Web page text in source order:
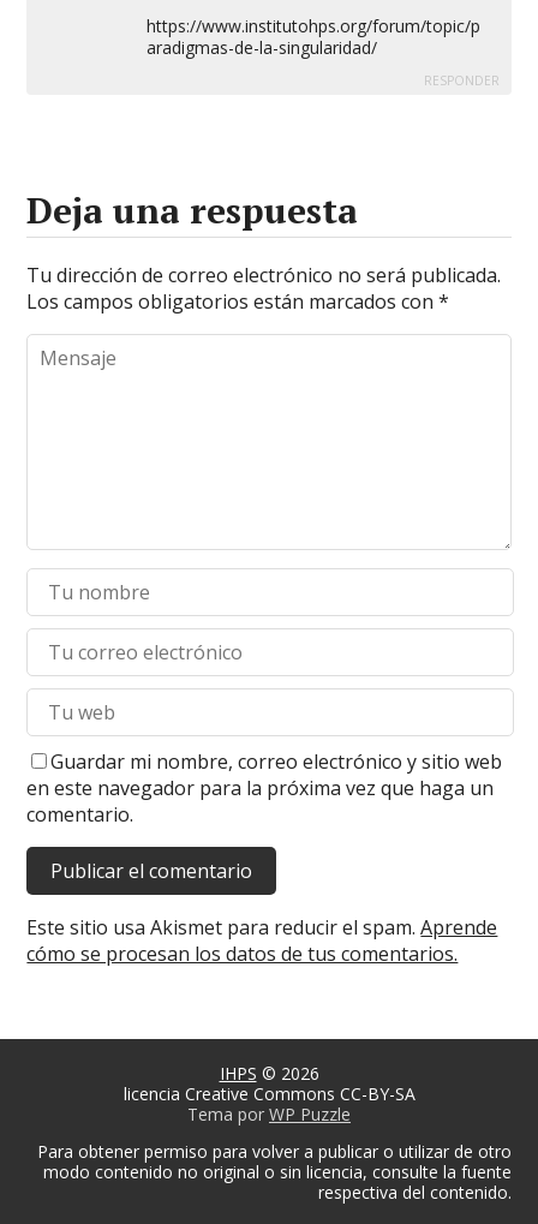
https://www.institutohps.org/forum/topic/p
aradigmas-de-la-singularidad/
RESPONDER
Deja una respuesta
Tu dirección de correo electrónico no será publicada.
Los campos obligatorios están marcados con*
Guardar mi nombre, correo electrónico y sitio web
en este navegador para la próxima vez que haga un
comentario.
Este sitio usa Akismet para reducir el spam.Aprende
cómo se procesan los datos de tus comentarios.
IHPS © 2026
licencia Creative Commons CC-BY-SA
Tema por WP Puzzle
Para obtener permiso para volver a publicar o utilizar de otro
modo contenido no original o sin licencia, consulte la fuente
respectiva del contenido.